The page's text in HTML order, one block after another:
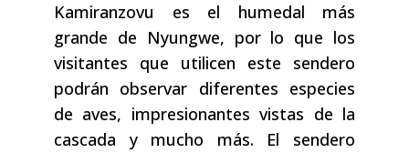
Kamiranzovu es el humedal más
grande de Nyungwe, por lo que los
visitantes que utilicen este sendero
podrán observar diferentes especies
de aves, impresionantes vistas de la
cascada y mucho más. El sendero